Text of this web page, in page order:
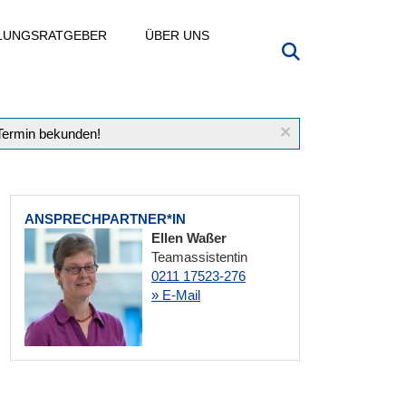
ÜBER UNS
×
bekunden!
ANSPRECHPARTNER*IN
Ellen Waßer
Teamassistentin
0211 17523-276
» E-Mail